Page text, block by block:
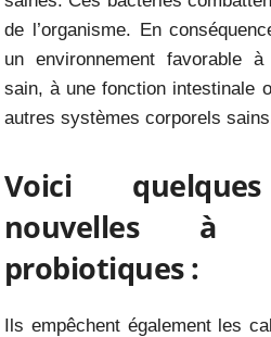
de l’organisme. En
un environnement favorable
sain, à une fonction intestinale
autres systèmes corporels
Voici
nouvelles à
probiotiques :
Ils empêchent également les